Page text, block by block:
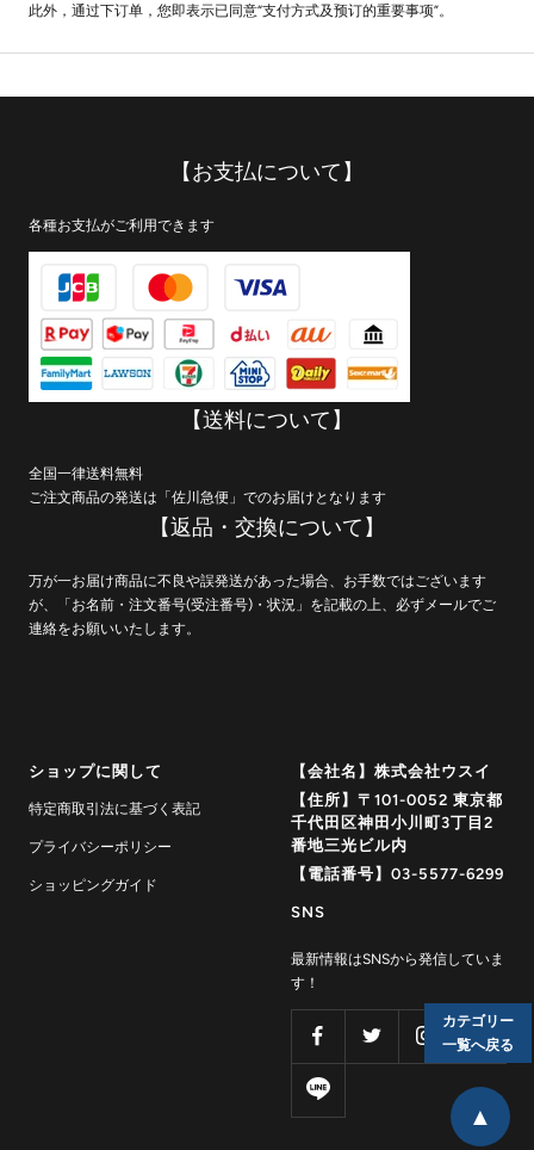
此外，通过下订单，您即表示已同意“支付方式及预订的重要事项”。
【お支払について】
各種お支払がご利用できます
【送料について】
全国一律送料無料
ご注文商品の発送は「佐川急便」でのお届けとなります
【返品・交換について】
万が一お届け商品に不良や誤発送があった場合、お手数ではございます
が、「お名前・注文番号(受注番号)・状況」を記載の上、必ずメールでご
連絡をお願いいたします。
ショップに関して
特定商取引法に基づく表記
プライバシーポリシー
ショッピングガイド
【会社名】株式会社ウスイ
【住所】〒101-0052 東京都
千代田区神田小川町3丁目2
番地三光ビル内
【電話番号】03-5577-6299
SNS
最新情報はSNSから発信していま
す！
カテゴリー
一覧へ戻る
▲